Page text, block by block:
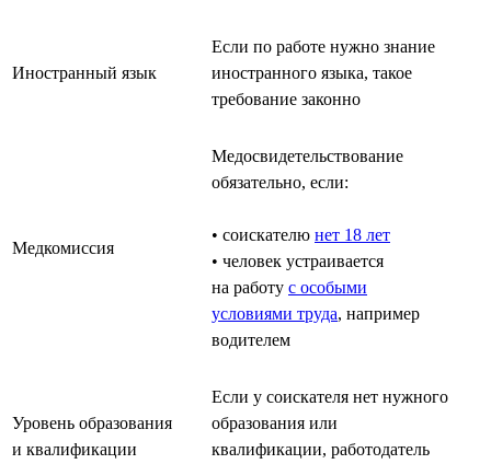
Иностранный язык
Если по работе нужно знание
иностранного языка, такое
требование законно
Медкомиссия
Медосвидетельствование
обязательно, если:
• соискателю нет 18 лет
• человек устраивается
на работу с особыми
условиями труда, например
водителем
Уровень образования
и квалификации
Если у соискателя нет нужного
образования или
квалификации, работодатель